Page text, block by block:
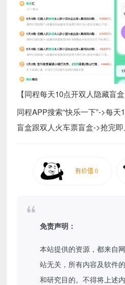
【同程每天10点开双人隐藏盲盒
同程APP搜索“快乐一下”->每
盲盒跟双人火车票盲盒->抢完
免责声明：
本站提供的资源，都来自
站无关，所有内容及软件
和研究目的。不得将上述